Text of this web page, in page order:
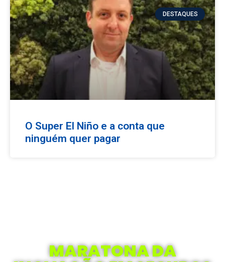
DESTAQUES
O Super El Niño e a conta que
ninguém quer pagar
MARATONA DA